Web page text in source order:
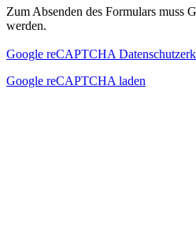
Zum Absenden des Formulars muss
werden.
Google reCAPTCHA
Google reCAPTCHA laden